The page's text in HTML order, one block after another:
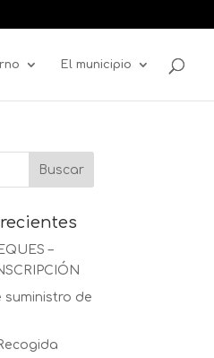
El municipio
–
suministro de